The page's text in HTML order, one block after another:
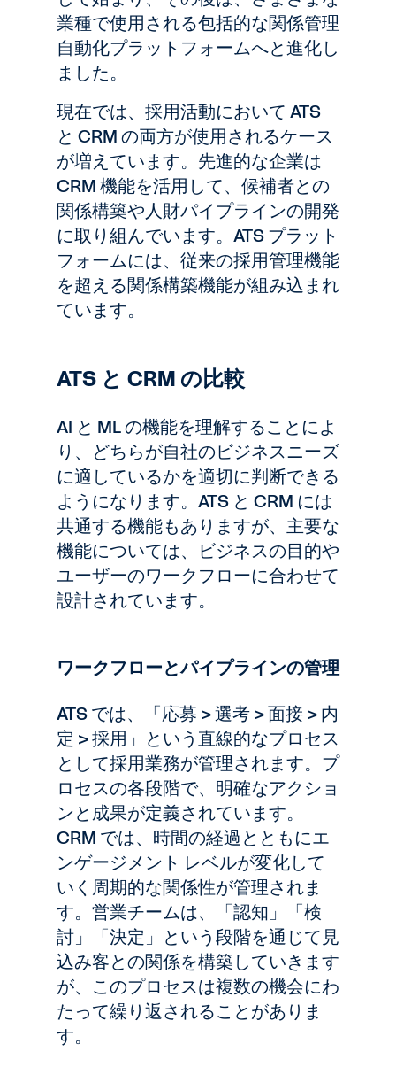
業種で使用される包括的な関係管理
自動化プラットフォームへと進化し
ました。
現在では、採用活動において ATS
と CRM の両方が使用されるケース
が増えています。先進的な企業は
CRM 機能を活用して、候補者との
関係構築や人財パイプラインの開発
に取り組んでいます。ATS プラット
フォームには、従来の採用管理機能
を超える関係構築機能が組み込まれ
ています。
ATS と CRM の比較
AI と ML の機能を理解することによ
り、どちらが自社のビジネスニーズ
に適しているかを適切に判断できる
ようになります。ATS と CRM には
共通する機能もありますが、主要な
機能については、ビジネスの目的や
ユーザーのワークフローに合わせて
設計されています。
ワークフローとパイプラインの管理
ATS では、「応募 > 選考 > 面接 > 内
定 > 採用」という直線的なプロセス
として採用業務が管理されます。プ
ロセスの各段階で、明確なアクショ
ンと成果が定義されています。
CRM では、時間の経過とともにエ
ンゲージメント レベルが変化して
いく周期的な関係性が管理されま
す。営業チームは、「認知」「検
討」「決定」という段階を通じて見
込み客との関係を構築していきます
が、このプロセスは複数の機会にわ
たって繰り返されることがありま
す。